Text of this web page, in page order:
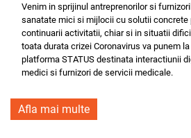
Venim in sprijinul antreprenorilor si
sanatate mici si mijlocii cu solutii concrete
continuarii activitatii, chiar si in situatii
toata durata crizei Coronavirus va punem
platforma STATUS destinata interactiunii
medici si furnizori de servicii medicale.
Afla mai multe